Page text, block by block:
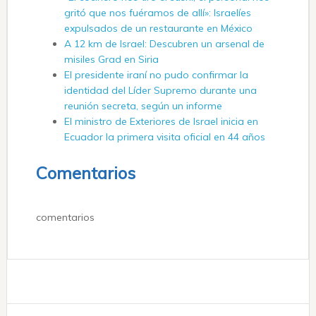
gritó que nos fuéramos de allí»: Israelíes
expulsados ​​de un restaurante en México
A 12 km de Israel: Descubren un arsenal de
misiles Grad en Siria
El presidente iraní no pudo confirmar la
identidad del Líder Supremo durante una
reunión secreta, según un informe
El ministro de Exteriores de Israel inicia en
Ecuador la primera visita oficial en 44 años
Comentarios
comentarios